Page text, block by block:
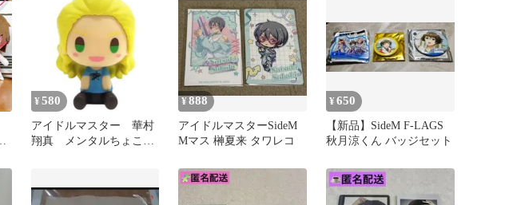
¥ 580
アイドルマスター 華村
翔真 メンタルちょこの
¥888
アイドルマスターSideM
Mマス 榊夏来 タワレコ
¥650
【新品】SideM F-LAGS
秋月涼くん バッジセット